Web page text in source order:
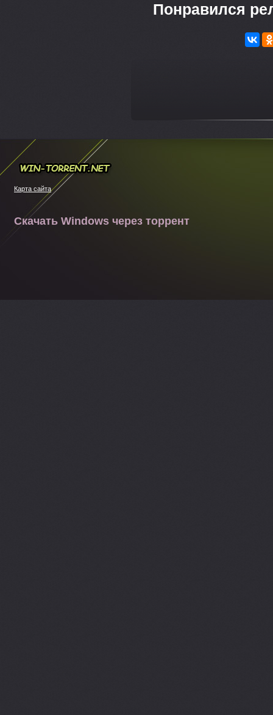
Понравился
Карта сайта
Скачать Windows через торрент